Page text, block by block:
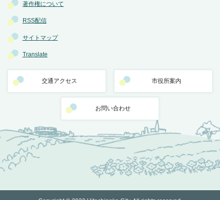
著作権について
RSS配信
サイトマップ
Translate
交通アクセス 市役所案内
お問い合わせ